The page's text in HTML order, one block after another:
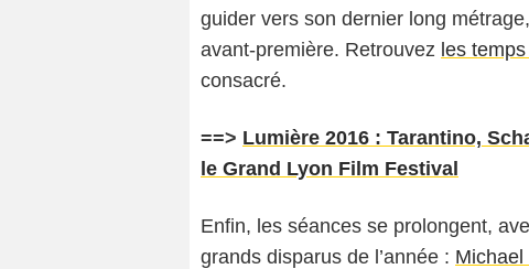
guider vers son dernier long métrage,
avant-première. Retrouvez les
consacré.
==> Lumière 2016 : Tarantino,
le Grand Lyon Film Festival
Enfin, les séances se prolongent,
grands disparus de l’année :